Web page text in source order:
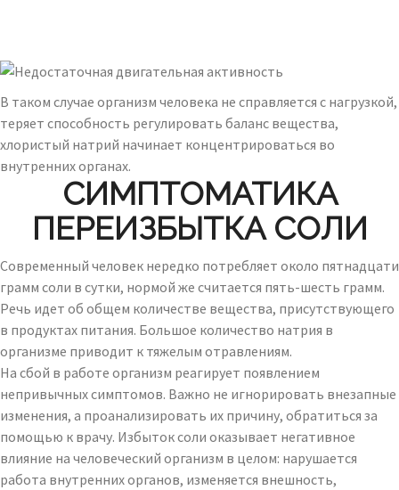
В таком случае организм человека не справляется с нагрузкой,
теряет способность регулировать баланс вещества,
хлористый натрий начинает концентрироваться во
внутренних органах.
СИМПТОМАТИКА
ПЕРЕИЗБЫТКА СОЛИ
Современный человек нередко потребляет около пятнадцати
грамм соли в сутки, нормой же считается пять-шесть грамм.
Речь идет об общем количестве вещества, присутствующего
в продуктах питания. Большое количество натрия в
организме приводит к тяжелым отравлениям.
На сбой в работе организм реагирует появлением
непривычных симптомов. Важно не игнорировать внезапные
изменения, а проанализировать их причину, обратиться за
помощью к врачу. Избыток соли оказывает негативное
влияние на человеческий организм в целом: нарушается
работа внутренних органов, изменяется внешность,